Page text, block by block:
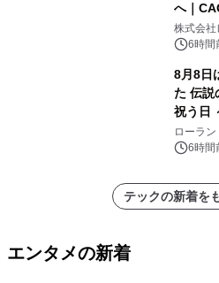
へ｜
ー需要
株式会社
6時間
8月8日
た 伝説
祝う日
を展示
催 英国
アーテ
メーシ
ローラ
6時間
テックの新着を
エンタメの新着